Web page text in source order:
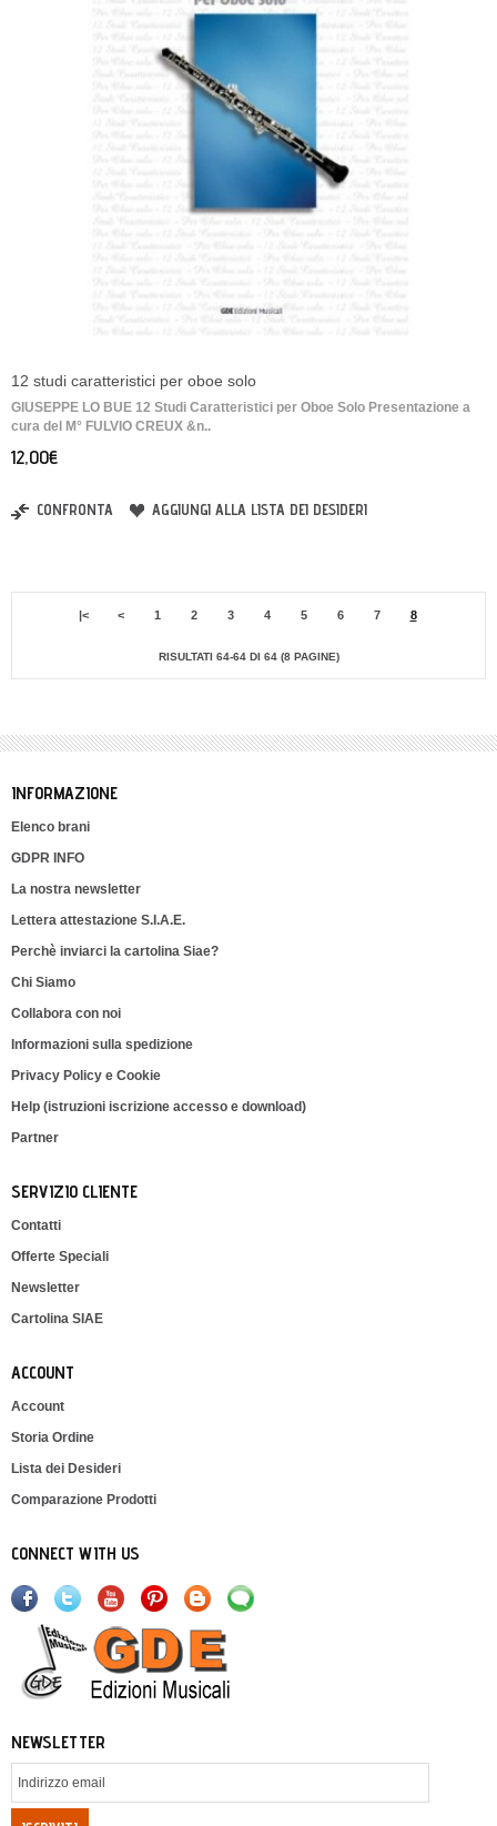
12 studi caratteristici per oboe solo
GIUSEPPE LO BUE 12 Studi Caratteristici per Oboe Solo Presentazione a
cura del M° FULVIO CREUX &n..
12,00€
CONFRONTA AGGIUNGI ALLA LISTA DEI DESIDERI
|< < 1 2 3 4 5 6 7 8
RISULTATI 64-64 DI 64 (8 PAGINE)
INFORMAZIONE
Elenco brani
GDPR INFO
La nostra newsletter
Lettera attestazione S.I.A.E.
Perchè inviarci la cartolina Siae?
Chi Siamo
Collabora con noi
Informazioni sulla spedizione
Privacy Policy e Cookie
Help (istruzioni iscrizione accesso e download)
Partner
SERVIZIO CLIENTE
Contatti
Offerte Speciali
Newsletter
Cartolina SIAE
ACCOUNT
Account
Storia Ordine
Lista dei Desideri
Comparazione Prodotti
CONNECT WITH US
NEWSLETTER